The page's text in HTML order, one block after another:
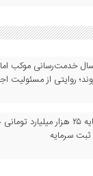
خدمت‌رسانی موکب
روایتی از مسئولیت
افزایش سرمایه ۲۵ هزار
سرمایه